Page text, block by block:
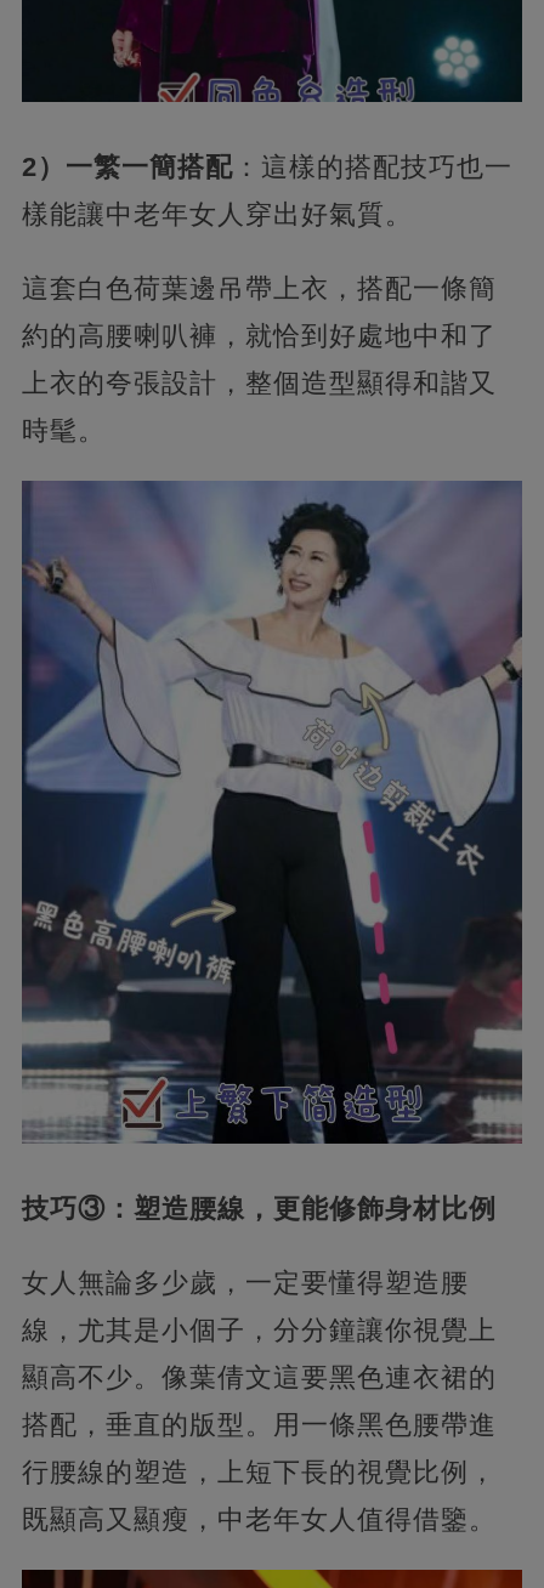
2）一繁一簡搭配：這樣的搭配技巧也一
樣能讓中老年女人穿出好氣質。
這套白色荷葉邊吊帶上衣，搭配一條簡
約的高腰喇叭褲，就恰到好處地中和了
上衣的夸張設計，整個造型顯得和諧又
時髦。
技巧③：塑造腰線，更能修飾身材比例
女人無論多少歲，一定要懂得塑造腰
線，尤其是小個子，分分鐘讓你視覺上
顯高不少。像葉倩文這要黑色連衣裙的
搭配，垂直的版型。用一條黑色腰帶進
行腰線的塑造，上短下長的視覺比例，
既顯高又顯瘦，中老年女人值得借鑒。